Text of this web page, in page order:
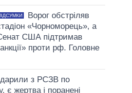
Ворог обстріляв
«Чорноморець», а
США підтримав
проти рф. Головне
з РСЗВ по
є жертва і поранені